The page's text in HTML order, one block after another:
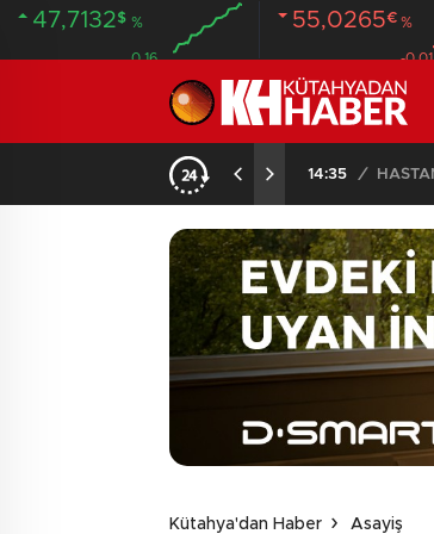
47,7132$ %
0.16
55,0265€ %
-0.01
20:58 /
Kütahya'dan Haber Asayiş